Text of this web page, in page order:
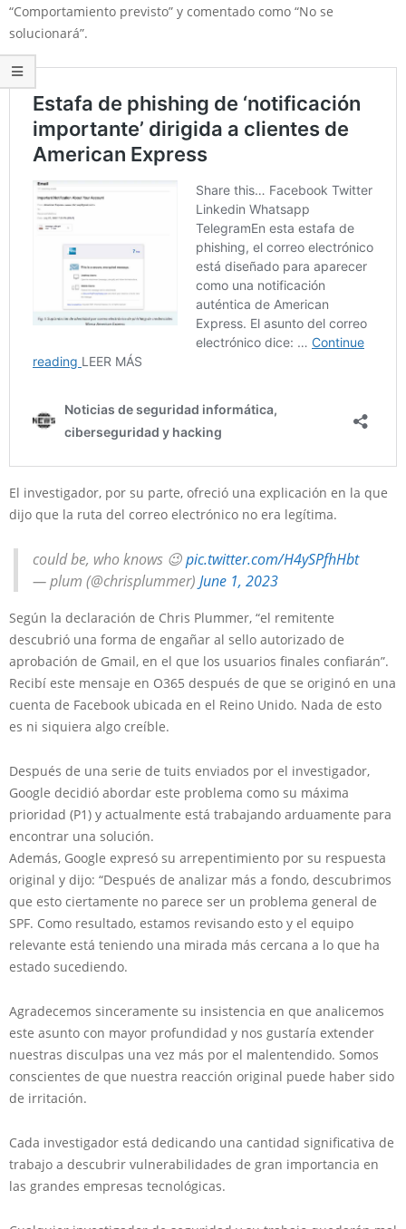
“Comportamiento previsto” y comentado como “No se
solucionará”.
El investigador, por su parte, ofreció una explicación en la que
dijo que la ruta del correo electrónico no era legítima.
could be, who knows 😉pic.twitter.com/H4ySPfhHbt
— plum (@chrisplummer) June 1, 2023
Según la declaración de Chris Plummer, “el remitente
descubrió una forma de engañar al sello autorizado de
aprobación de Gmail, en el que los usuarios finales confiarán”.
Recibí este mensaje en O365 después de que se originó en una
cuenta de Facebook ubicada en el Reino Unido. Nada de esto
es ni siquiera algo creíble.
Después de una serie de tuits enviados por el investigador,
Google decidió abordar este problema como su máxima
prioridad (P1) y actualmente está trabajando arduamente para
encontrar una solución.
Además, Google expresó su arrepentimiento por su respuesta
original y dijo: “Después de analizar más a fondo, descubrimos
que esto ciertamente no parece ser un problema general de
SPF. Como resultado, estamos revisando esto y el equipo
relevante está teniendo una mirada más cercana a lo que ha
estado sucediendo.
Agradecemos sinceramente su insistencia en que analicemos
este asunto con mayor profundidad y nos gustaría extender
nuestras disculpas una vez más por el malentendido. Somos
conscientes de que nuestra reacción original puede haber sido
de irritación.
Cada investigador está dedicando una cantidad significativa de
trabajo a descubrir vulnerabilidades de gran importancia en
las grandes empresas tecnológicas.